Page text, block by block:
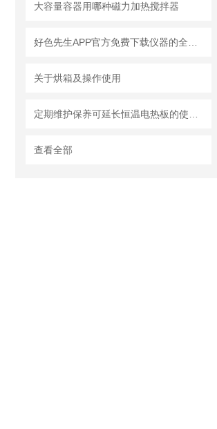
大容量容器用哪种磁力加热搅拌器
关于烘箱及操作使用
查看全部